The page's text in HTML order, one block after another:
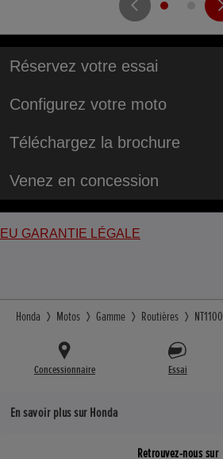
Réservez votre essai
Configurez votre moto
Téléchargez la brochure
Venez en concession
EU GARANTIE LÉGALE
Honda Motos Gamme Routières NT1100
Concessionnaire Essai
En savoir plus sur Honda
Retrouvez-nous sur